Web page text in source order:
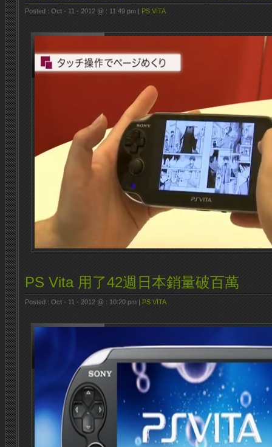
Posted : Oct - 11 - 2012 @ : 11:49 pm | PS VITA
PS Vita 用了42週日本銷量破百萬
Posted : Oct - 11 - 2012 @ : 10:20 pm | PS VITA